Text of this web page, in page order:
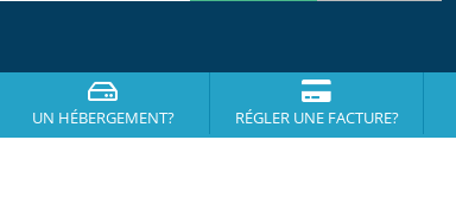
UN HÉBERGEMENT? RÉGLER UNE FACTURE?